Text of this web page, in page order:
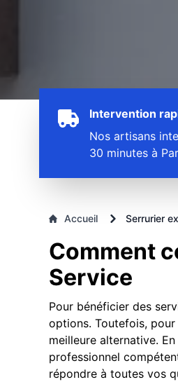
Intervention
Nos artisans
30 minutes à
Accueil Serrurier
Comment
Service
Pour bénéficier des
options. Toutefois,
meilleure alternative.
professionnel
répondre à toutes vos